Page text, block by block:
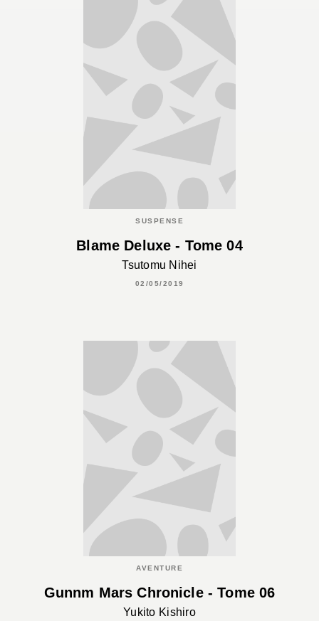
SUSPENSE
Blame Deluxe - Tome 04
Tsutomu Nihei
02/05/2019
AVENTURE
Gunnm Mars Chronicle - Tome 06
Yukito Kishiro